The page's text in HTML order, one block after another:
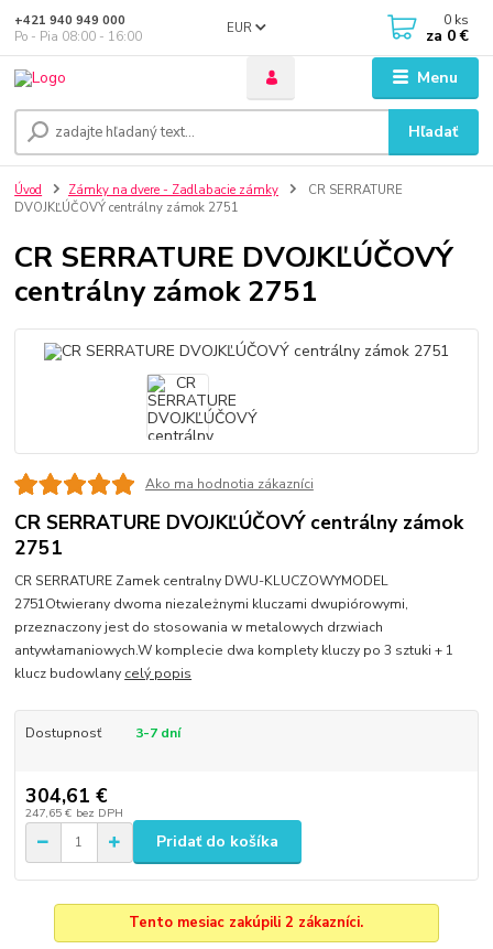
Menu
EUR
Hľadať
+421 940 949 000
Po - Pia 08:00 - 16:00
0 ks
za 0 €
Úvod Zámky na dvere - Zadlabacie zámky
CR SERRATURE
DVOJKĽÚČOVÝ centrálny zámok 2751
CR SERRATURE DVOJKĽÚČOVÝ
centrálny zámok 2751
Ako ma hodnotia zákazníci
CR SERRATURE DVOJKĽÚČOVÝ centrálny zámok
2751
CR SERRATURE Zamek centralny DWU-KLUCZOWYMODEL
2751Otwierany dwoma niezależnymi kluczami dwupiórowymi,
przeznaczony jest do stosowania w metalowych drzwiach
antywłamaniowych.W komplecie dwa komplety kluczy po 3 sztuki + 1
klucz budowlany celý popis
Dostupnosť 3-7 dní
304,61 €
247,65 € bez DPH
Pridať do košíka
Tento mesiac zakúpili 2 zákazníci.